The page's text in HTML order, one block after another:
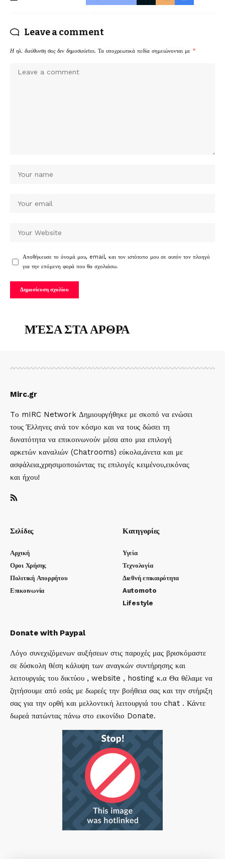
Leave a comment
Η ηλ. διεύθυνση σας δεν δημοσιεύεται. Τα υποχρεωτικά πεδία σημειώνονται με *
Αποθήκευσε το όνομά μου, email, και τον ιστότοπο μου σε αυτόν τον πλοηγό
για την επόμενη φορά που θα σχολιάσω.
ΜΈΣΑ ΣΤΑ ΑΡΘΡΑ
Mirc.gr
Tο mIRC Network Δημιουργήθηκε με σκοπό να ενώσει
τους Έλληνες ανά τον κόσμο και να τους δώσει τη
δυνατότητα να επικοινωνούν μέσα απο μια επιλογή
αρκετών καναλιών (Chatrooms) εύκολα,άνετα και με
ασφάλεια,χρησιμοποιώντας τις επιλογές κειμένου,εικόνας
και ήχου!
Σελίδες
Αρχική
Οροι Χρήσης
Πολιτική Απορρήτου
Επικοινωνία
Κατηγορίες
Υγεία
Τεχνολογία
Διεθνή επικαιρότητα
Automoto
Lifestyle
Donate with Paypal
Λόγο συνεχιζόμενων αυξήσεων στις παροχές μας βρισκόμαστε
σε δύσκολη θέση κάλυψη των αναγκών συντήρησης και
λειτουργιάς του δικτύου , website , hosting κ.α Θα θέλαμε να
ζητήσουμε από εσάς με δωρεές την βοήθεια σας και την στήριξη
σας για την ορθή και μελλοντική λειτουργιά του chat . Κάντε
δωρεά πατώντας πάνω στο εικονίδιο Donate.